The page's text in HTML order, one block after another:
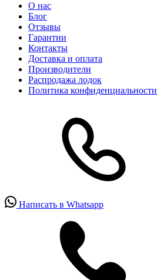
О нас
Блог
Отзывы
Гарантии
Контакты
Доставка и оплата
Производители
Распродажа лодок
Политика конфиденциальности
Написать в Whatsapp